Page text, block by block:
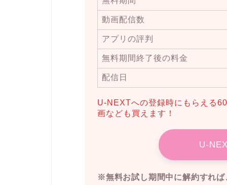
動画配信数
アプリの評判
無料期間終了後の料金
配信日
U-NEXTへの登録時にもらえる
画なども買えます！
U-
※無料お試し期間中に解約すれ